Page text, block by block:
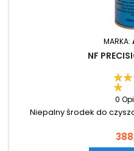
MARKA:
NF
0
Niepalny środek do